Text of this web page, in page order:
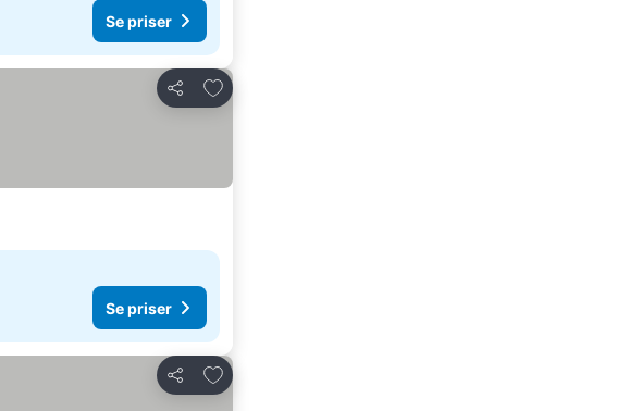
Se priser
Del
Føj til favoritter
Se priser
Del
Føj til favoritter